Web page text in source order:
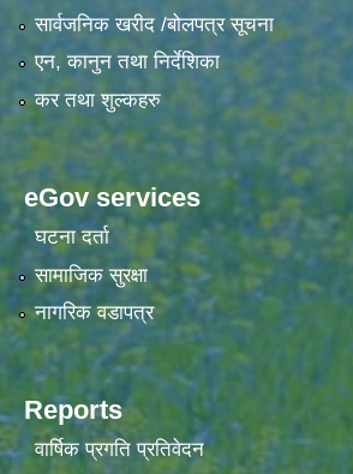
सार्वजनिक खरीद /बोलपत्र सूचना
एन, कानुन तथा निर्देशिका
कर तथा शुल्कहरु
eGov services
घटना दर्ता
सामाजिक सुरक्षा
नागरिक वडापत्र
Reports
वार्षिक प्रगति प्रतिवेदन